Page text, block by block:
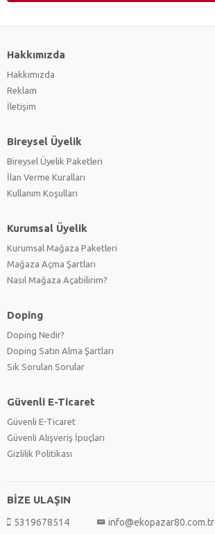
Hakkımızda
Hakkımızda
Reklam
İletişim
Bireysel Üyelik
Bireysel Üyelik Paketleri
İlan Verme Kuralları
Kullanım Koşulları
Kurumsal Üyelik
Kurumsal Mağaza Paketleri
Mağaza Açma Şartları
Nasıl Mağaza Açabilirim?
Doping
Doping Nedir?
Doping Satın Alma Şartları
Sık Sorulan Sorular
Güvenli E-Ticaret
Güvenli E-Ticaret
Güvenli Alışveriş İpuçları
Gizlilik Politikası
BİZE ULAŞIN
5319678514 info@ekopazar80.com.tr